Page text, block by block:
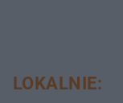
LOKALNIE: